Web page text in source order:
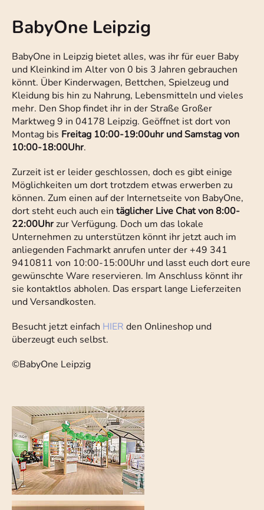
BabyOne Leipzig
BabyOne in Leipzig bietet alles, was ihr für euer Baby
und Kleinkind im Alter von 0 bis 3 Jahren gebrauchen
könnt. Über Kinderwagen, Bettchen, Spielzeug und
Kleidung bis hin zu Nahrung, Lebensmitteln und vieles
mehr. Den Shop findet ihr in der Straße Großer
Marktweg 9 in 04178 Leipzig. Geöffnet ist dort von
Montag bis Freitag 10:00-19:00uhr und Samstag von
10:00-18:00Uhr.
Zurzeit ist er leider geschlossen, doch es gibt einige
Möglichkeiten um dort trotzdem etwas erwerben zu
können. Zum einen auf der Internetseite von BabyOne,
dort steht euch auch ein täglicher Live Chat von 8:00-
22:00Uhrzur Verfügung. Doch um das lokale
Unternehmen zu unterstützen könnt ihr jetzt auch im
anliegenden Fachmarkt anrufen unter der +49 341
9410811 von 10:00-15:00Uhr und lasst euch dort eure
gewünschte Ware reservieren. Im Anschluss könnt ihr
sie kontaktlos abholen. Das erspart lange Lieferzeiten
und Versandkosten.
Besucht jetzt einfach HIER den Onlineshop und
überzeugt euch selbst.
©BabyOne Leipzig